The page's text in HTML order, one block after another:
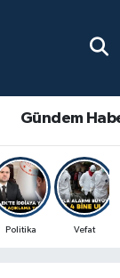
Gündem
Politika Vefat